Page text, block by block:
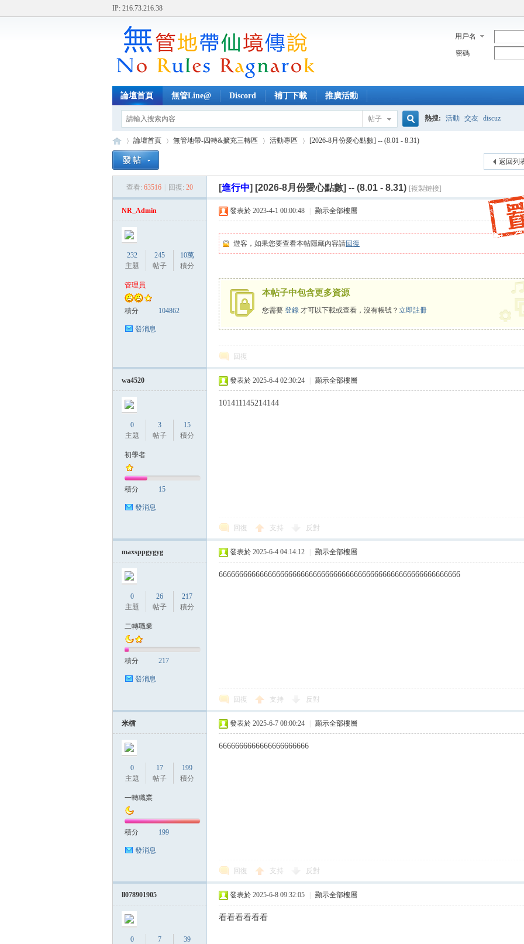
IP: 216.73.216.38
用戶名
密碼
論壇首頁 無管Line@ Discord 補丁下載 推廣活動
帖子
搜
索
熱搜: 活動 交友 discuz
帶
論壇首頁 無管地帶-四轉&擴充三轉區
›
活動專區
›
[2026-8月份愛心點數] -- (8.01 - 8.31)
返回列
查看: 63516 回復: 20 [進行中] [2026-8月份愛心點數] -- (8.01 - 8.31) [複製鏈接]
NR_Admin
232
主題
245
帖子
10萬
積分
管理員
積分 104862
發消息
發表於 2023-4-1 00:00:48 顯示全部樓層
遊客，如果您要查看本帖隱藏內容請回復
本帖子中包含更多資源
您需要 登錄 才可以下載或查看，沒有帳號？ 立即註冊
回復
wa4520
0
主題
3
帖子
15
積分
初學者
積分 15
發消息
發表於 2025-6-4 02:30:24 顯示全部樓層
101411145214144
回復 支持 反對
maxsppgygyg
0
主題
26
帖子
217
積分
二轉職業
積分 217
發消息
發表於 2025-6-4 04:14:12 顯示全部樓層
66666666666666666666666666666666666666666666666666666666666
回復 支持 反對
米檑
0
主題
17
帖子
199
積分
一轉職業
積分 199
發消息
發表於 2025-6-7 08:00:24 顯示全部樓層
6666666666666666666666
回復 支持 反對
ll078901905
0
7
39
發表於 2025-6-8 09:32:05 顯示全部樓層
看看看看看看